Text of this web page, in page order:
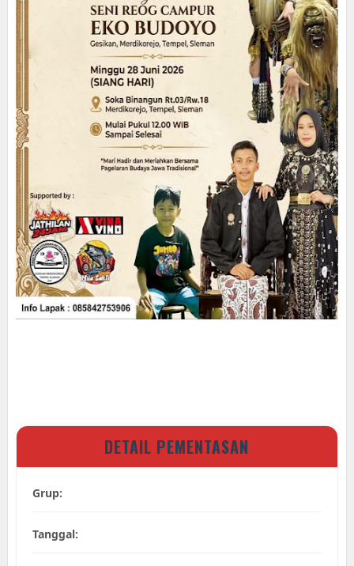
DETAIL PEMENTASAN
Grup:
Tanggal: